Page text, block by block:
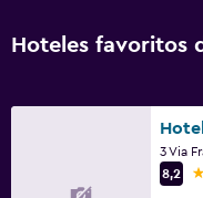
Sistema de
TV de pantalla plana
Hoteles favoritos
8,2